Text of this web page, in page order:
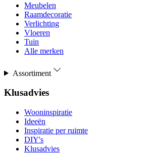
Meubelen
Raamdecoratie
Verlichting
Vloeren
Tuin
Alle merken
Assortiment
Klusadvies
Wooninspiratie
Ideeën
Inspiratie per ruimte
DIY's
Klusadvies